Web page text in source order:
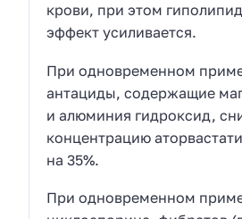
крови, при этом
эффект усиливается.
При одновременном
антациды, содержащие
и алюминия гидроксид,
концентрацию
на 35%.
При одновременном